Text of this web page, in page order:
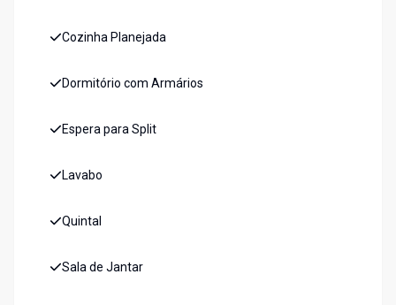
Cozinha Planejada
Dormitório com Armários
Espera para Split
Lavabo
Quintal
Sala de Jantar